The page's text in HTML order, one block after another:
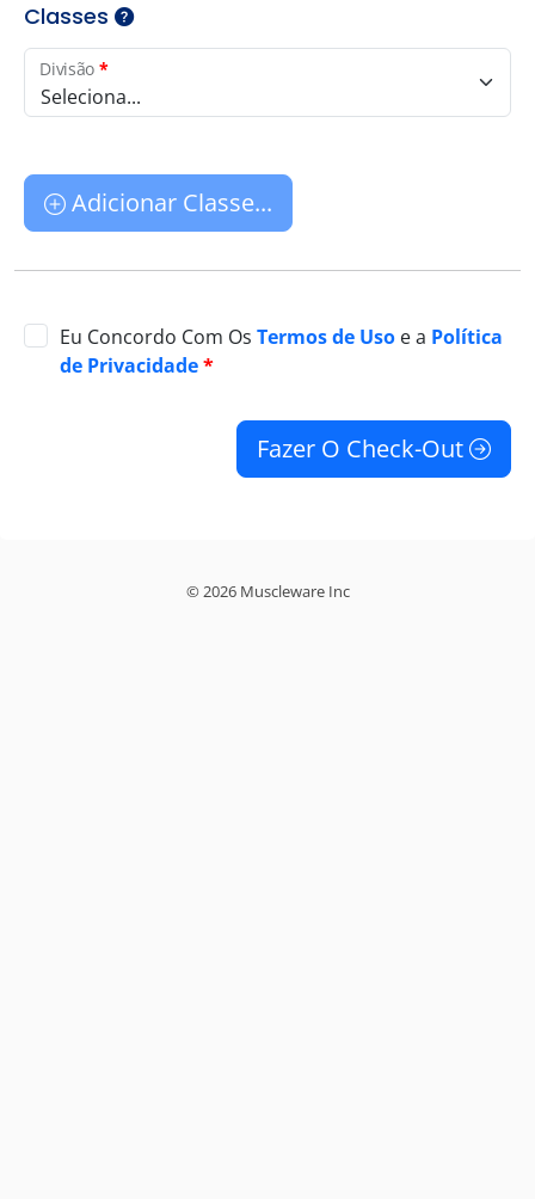
Classes
Seleciona...
Divisão*
Adicionar Classe...
Eu Concordo Com OsTermos de Uso e a Política
de Privacidade*
Fazer O Check-Out
© 2026 Muscleware Inc